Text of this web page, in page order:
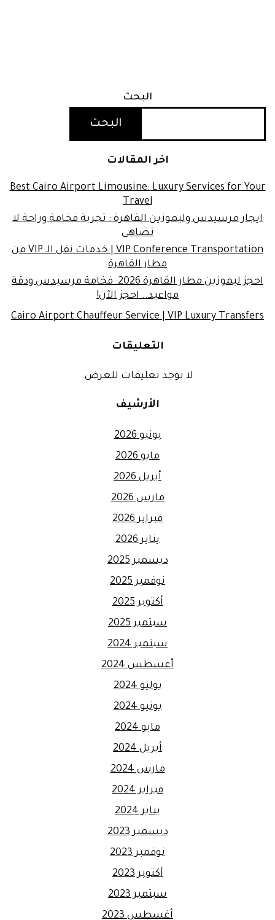
البحث
البحث
اخر المقالات
Best Cairo Airport Limousine: Luxury Services for Your
Travel
ايجار مرسيدس وليموزين القاهرة : تجربة فخامة وراحة لا
تضاهى
VIP Conference Transportation | خدمات نقل الـ VIP من
مطار القاهرة
احجز ليموزين مطار القاهرة 2026: فخامة مرسيدس ودقة
مواعيد.. احجز الآن!
Cairo Airport Chauffeur Service | VIP Luxury Transfers
التعليقات
لا توجد تعليقات للعرض.
الأرشيف
يونيو 2026
مايو 2026
أبريل 2026
مارس 2026
فبراير 2026
يناير 2026
ديسمبر 2025
نوفمبر 2025
أكتوبر 2025
سبتمبر 2025
سبتمبر 2024
أغسطس 2024
يوليو 2024
يونيو 2024
مايو 2024
أبريل 2024
مارس 2024
فبراير 2024
يناير 2024
ديسمبر 2023
نوفمبر 2023
أكتوبر 2023
سبتمبر 2023
أغسطس 2023